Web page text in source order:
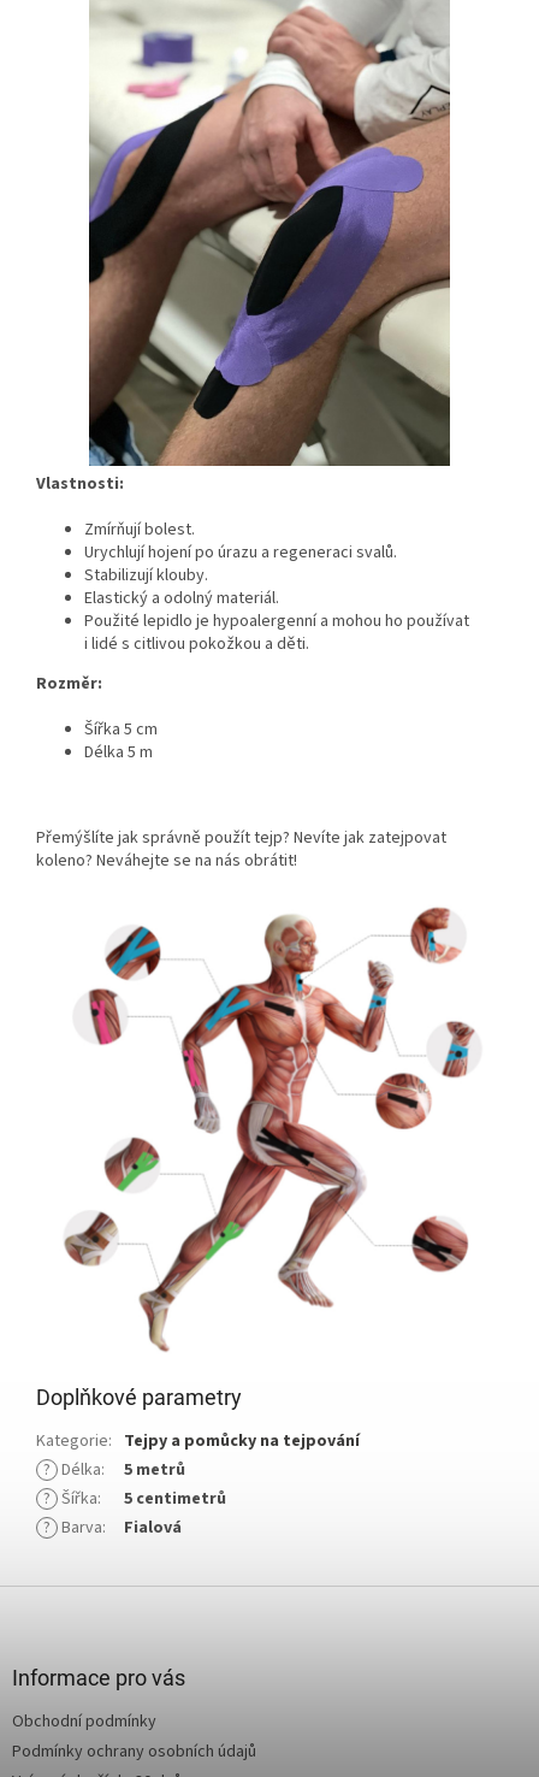
Vlastnosti:
Zmírňují bolest.
Urychlují hojení po úrazu a regeneraci svalů.
Stabilizují klouby.
Elastický a odolný materiál.
Použité lepidlo je hypoalergenní a mohou ho používat
i lidé s citlivou pokožkou a děti.
Rozměr:
Šířka 5 cm
Délka 5 m
Přemýšlíte jak správně použít tejp? Nevíte jak zatejpovat
koleno? Neváhejte se na nás obrátit!
Doplňkové parametry
Kategorie: Tejpy a pomůcky na tejpování
? Délka:
5 metrů
? Šířka:
5 centimetrů
? Barva: Fialová
Informace pro vás
Obchodní podmínky
Podmínky ochrany osobních údajů